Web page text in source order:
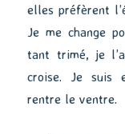
elles préfèrent
Je me change
tant trimé, je
croise. Je suis
rentre le ventre.